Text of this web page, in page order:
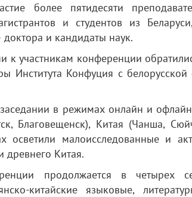
более пятидесяти
и студентов из
и кандидаты наук.
к участникам конференции
Института Конфуция с
в режимах онлайн и
Благовещенск), Китая (Чанша,
осветили малоисследованные и
древнего Китая.
продолжается в четырех
китайские языковые,